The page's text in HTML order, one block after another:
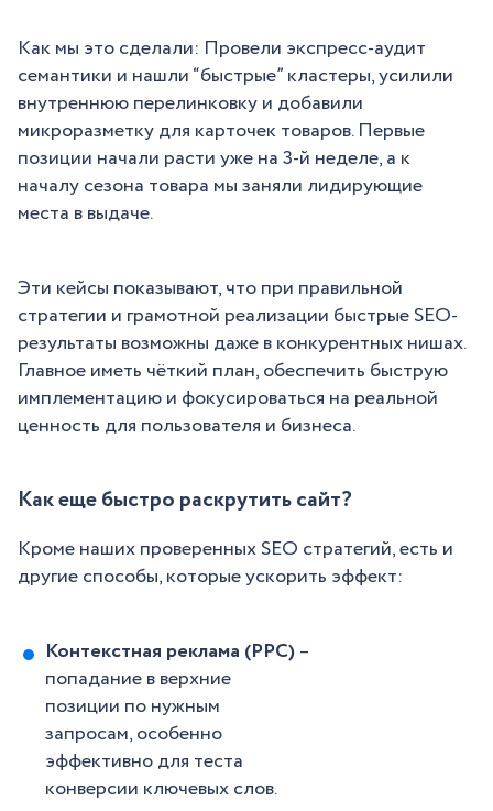
Как мы это сделали: Провели экспресс-аудит
семантики и нашли “быстрые” кластеры, усилили
внутреннюю перелинковку и добавили
микроразметку для карточек товаров. Первые
позиции начали расти уже на 3-й неделе, а к
началу сезона товара мы заняли лидирующие
места в выдаче.
Эти кейсы показывают, что при правильной
стратегии и грамотной реализации быстрые SEO-
результаты возможны даже в конкурентных нишах.
Главное иметь чёткий план, обеспечить быструю
имплементацию и фокусироваться на реальной
ценность для пользователя и бизнеса.
Как еще быстро раскрутить сайт?
Кроме наших проверенных SEO стратегий, есть и
другие способы, которые ускорить эффект:
Контекстная реклама (PPC)–
попадание в верхние
позиции по нужным
запросам, особенно
эффективно для теста
конверсии ключевых слов.